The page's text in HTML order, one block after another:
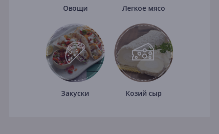
Овощи Легкое мясо
Закуски Козий сыр